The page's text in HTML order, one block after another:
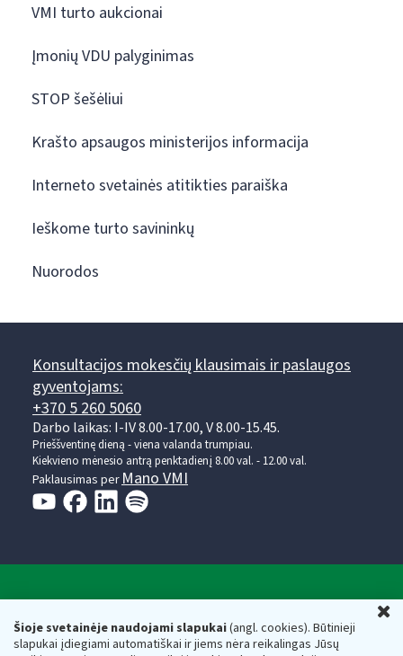
Šioje svetainėje naudojami slapukai(angl. cookies). Būtinieji
slapukai įdiegiami automatiškai ir jiems nėra reikalingas Jūsų
VMI turto aukcionai
Įmonių VDU palyginimas
STOP šešėliui
Krašto apsaugos ministerijos informacija
Interneto svetainės atitikties paraiška
Ieškome turto savininkų
Nuorodos
Konsultacijos mokesčių klausimais ir paslaugos
gyventojams:
+370 5 260 5060
Darbo laikas: I-IV 8.00-17.00, V 8.00-15.45.
Prieššventinę dieną - viena valanda trumpiau.
Kiekvieno mėnesio antrą penktadienį 8.00 val. - 12.00 val.
Paklausimas per Mano VMI
Respublikos finansų ministerijos